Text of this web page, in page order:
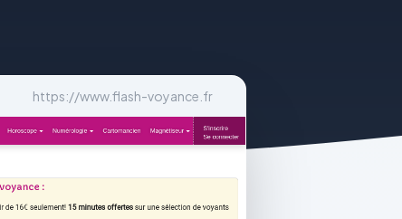
https://www.flash-voyance.fr